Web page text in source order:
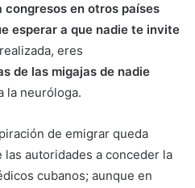
en otros países
esperar a que nadie te invite
eres
de las migajas de nadie
la neuróloga.
de emigrar queda
autoridades a conceder la
cubanos; aunque en